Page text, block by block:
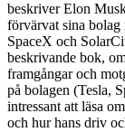
beskriver Elon
förvärvat sina bolag
SpaceX och
beskrivande bok,
framgångar och
på bolagen (Tesla,
intressant att läsa
och hur hans driv